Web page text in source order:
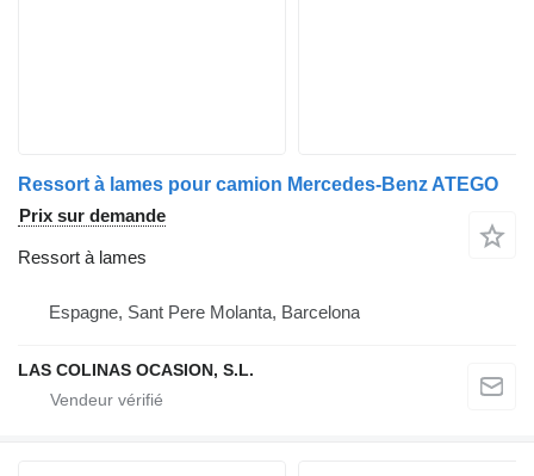
Ressort à lames pour camion Mercedes-Benz ATEGO
Prix sur demande
Ressort à lames
Espagne, Sant Pere Molanta, Barcelona
LAS COLINAS OCASION, S.L.